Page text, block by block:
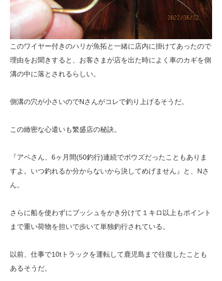
このワイヤー付きのハリが魚拓と一緒に店内に掛けてあったので
理由をお聞きすると、お客さまが店を出た時によく車のカギを側
溝の中に落とされるらしい。
側溝の穴が小さいのでNさんがコレで釣り上げるそうだ。
この緻密な心遣いも繁盛店の秘訣。
『アベさん、6ヶ月間(50釣行)連続でボウズだったこともありま
すよ。いつ釣れるか分からないから決してめげません』と、Nさ
ん。
さらに船を使わずにブッシュをかき分けて１キロ以上もポイント
まで重い荷物を担いで歩いて単独釣行されている。
以前、仕事で10tトラックを運転して鹿児島まで往復したことも
あるそうだ。